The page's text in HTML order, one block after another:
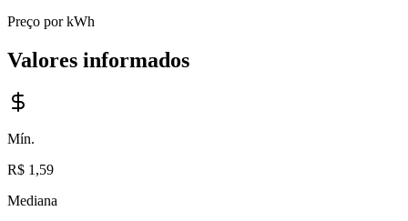
Preço por kWh
Valores informados
Mín.
R$ 1,59
Mediana